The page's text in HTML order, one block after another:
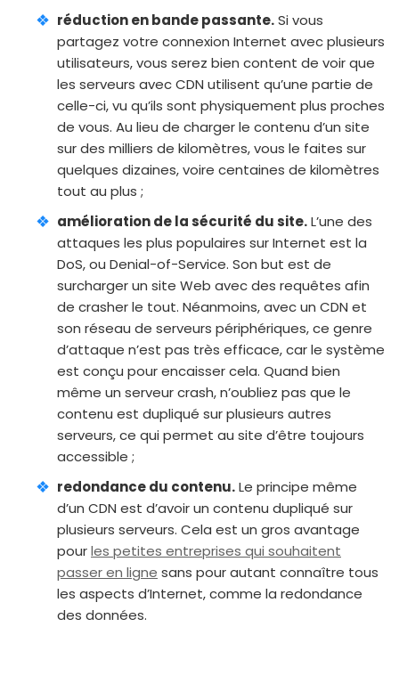
réduction en bande passante.Si vous
partagez votre connexion Internet avec plusieurs
utilisateurs, vous serez bien content de voir que
les serveurs avec CDN utilisent qu’une partie de
celle-ci, vu qu’ils sont physiquement plus proches
de vous. Au lieu de charger le contenu d’un site
sur des milliers de kilomètres, vous le faites sur
quelques dizaines, voire centaines de kilomètres
tout au plus ;
amélioration de la sécurité du site.L’une des
attaques les plus populaires sur Internet est la
DoS, ou Denial-of-Service. Son but est de
surcharger un site Web avec des requêtes afin
de crasher le tout. Néanmoins, avec un CDN et
son réseau de serveurs périphériques, ce genre
d’attaque n’est pas très efficace, car le système
est conçu pour encaisser cela. Quand bien
même un serveur crash, n’oubliez pas que le
contenu est dupliqué sur plusieurs autres
serveurs, ce qui permet au site d’être toujours
accessible ;
redondance du contenu.Le principe même
d’un CDN est d’avoir un contenu dupliqué sur
plusieurs serveurs. Cela est un gros avantage
pourles petites entreprises qui souhaitent
passer en ligne sans pour autant connaître tous
les aspects d’Internet, comme la redondance
des données.